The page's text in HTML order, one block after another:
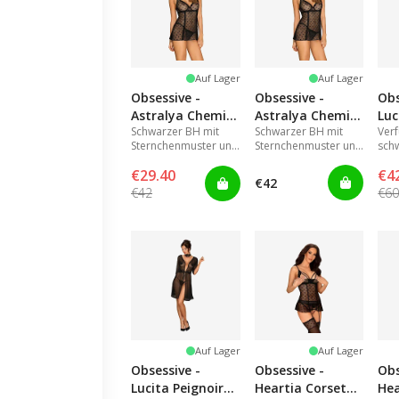
Auf Lager
Obsessive -
Astralya Chemise
& Thong Black
L/XL
Schwarzer BH mit
Sternchenmuster und
Trägern.
€29.40
€42
Auf Lager
Obsessive -
Astralya Chemise
& Thong Black
S/M
Schwarzer BH mit
Sternchenmuster und
€42
-
€60
Auf Lager
Obsessive -
Lucita Peignoir
Auf Lager
Obsessive -
Heartia Corset